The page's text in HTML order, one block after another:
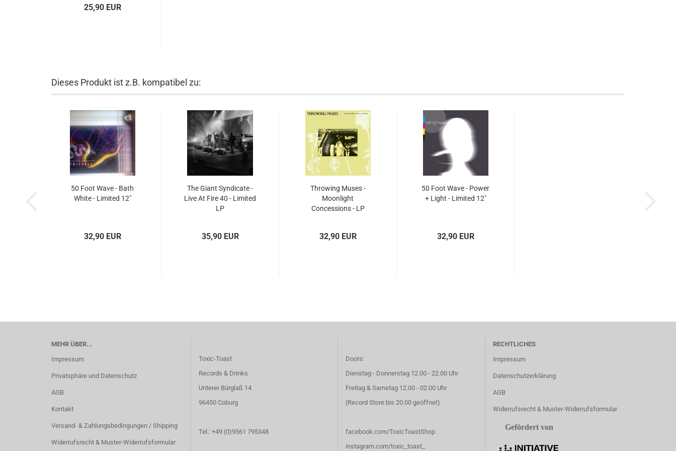
25,90 EUR
Dieses Produkt ist z.B. kompatibel zu:
50 Foot Wave - Bath
White - Limited 12"
32,90 EUR
The Giant Syndicate -
Live At Fire 40 - Limited
LP
35,90 EUR
Throwing Muses -
Moonlight
Concessions - LP
32,90 EUR
50 Foot Wave - Power
+ Light - Limited 12"
32,90 EUR
MEHR ÜBER...
Impressum
Privatsphäre und Datenschutz
AGB
Kontakt
Versand- & Zahlungsbedingungen / Shipping
Widerrufsrecht & Muster-Widerrufsformular
Toxic-Toast
Records & Drinks
Unterer Bürglaß 14
96450 Coburg
Tel.: +49 (0)9561 795348
Doors:
Dienstag - Donnerstag 12.00 - 22.00 Uhr
Freitag & Samstag 12.00 - 02.00 Uhr
(Record Store bis 20.00 geöffnet)
facebook.com/ToxicToastShop
instagram.com/toxic_toast_
RECHTLICHES
Impressum
Datenschutzerklärung
AGB
Widerrufsrecht & Muster-Widerrufsformular
Gefördert von